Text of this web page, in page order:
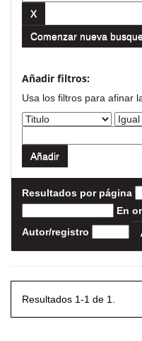
Comenzar nueva
Añadir filtros:
Usa los filtros para afinar
Resultados por página
En
Autor/registro
Resultados 1-1 de 1.